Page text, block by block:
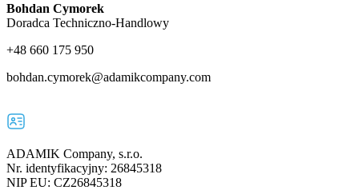
Bohdan Cymorek
Doradca Techniczno-Handlowy
+48 660 175 950
bohdan.cymorek@adamikcompany.com
ADAMIK Company, s.r.o.
Nr. identyfikacyjny: 26845318
NIP EU: CZ26845318